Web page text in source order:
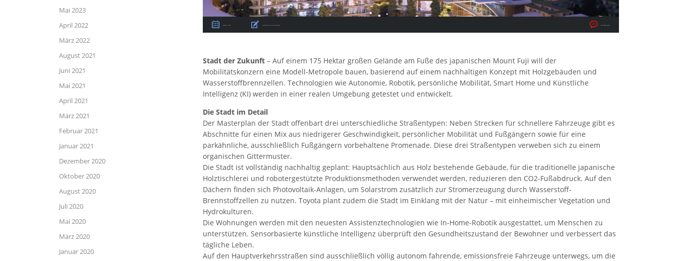
Stadt der Zukunft – Auf einem 175 Hektar großen Gelände am Fuße des japanischen Mount Fuji will der
Mobilitätskonzern eine Modell-Metropole bauen, basierend auf einem nachhaltigen Konzept mit Holzgebäuden und
Wasserstoffbrennzellen. Technologien wie Autonomie, Robotik, persönliche Mobilität, Smart Home und Künstliche
Intelligenz (KI) werden in einer realen Umgebung getestet und entwickelt.
Die Stadt im Detail
Der Masterplan der Stadt offenbart drei unterschiedliche Straßentypen: Neben Strecken für schnellere Fahrzeuge gibt es
Abschnitte für einen Mix aus niedrigerer Geschwindigkeit, persönlicher Mobilität und Fußgängern sowie für eine
parkähnliche, ausschließlich Fußgängern vorbehaltene Promenade. Diese drei Straßentypen verweben sich zu einem
organischen Gittermuster.
Die Stadt ist vollständig nachhaltig geplant: Hauptsächlich aus Holz bestehende Gebäude, für die traditionelle japanische
Holztischlerei und robotergestützte Produktionsmethoden verwendet werden, reduzieren den CO2-Fußabdruck. Auf den
Dächern finden sich Photovoltaik-Anlagen, um Solarstrom zusätzlich zur Stromerzeugung durch Wasserstoff-
Brennstoffzellen zu nutzen. Toyota plant zudem die Stadt im Einklang mit der Natur – mit einheimischer Vegetation und
Hydrokulturen.
Die Wohnungen werden mit den neuesten Assistenztechnologien wie In-Home-Robotik ausgestattet, um Menschen zu
unterstützen. Sensorbasierte künstliche Intelligenz überprüft den Gesundheitszustand der Bewohner und verbessert das
tägliche Leben.
Auf den Hauptverkehrsstraßen sind ausschließlich völlig autonom fahrende, emissionsfreie Fahrzeuge unterwegs, um die
Mai 2023
April 2022
März 2022
August 2021
Juni 2021
Mai 2021
April 2021
März 2021
Februar 2021
Januar 2021
Dezember 2020
Oktober 2020
August 2020
Juli 2020
Mai 2020
März 2020
Januar 2020